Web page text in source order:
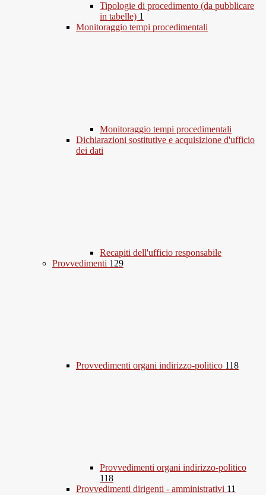
Tipologie di procedimento (da pubblicare
in tabelle) 1
Monitoraggio tempi procedimentali
Monitoraggio tempi procedimentali
Dichiarazioni sostitutive e acquisizione d'ufficio
dei dati
Recapiti dell'ufficio responsabile
Provvedimenti 129
Provvedimenti organi indirizzo-politico 118
Provvedimenti organi indirizzo-politico
118
Provvedimenti dirigenti - amministrativi 11